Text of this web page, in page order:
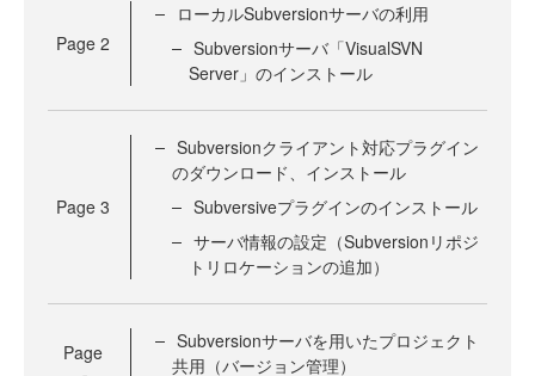
Page 2
ローカルSubversionサーバの利用
Subversionサーバ「VisualSVN
Server」のインストール
Page 3
Subversionクライアント対応プラグイン
のダウンロード、インストール
Subversiveプラグインのインストール
サーバ情報の設定（Subversionリポジ
トリロケーションの追加）
Page
Subversionサーバを用いたプロジェクト
共用（バージョン管理）